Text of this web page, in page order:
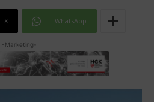
X WhatsApp
-Marketing-